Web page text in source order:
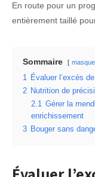
En route pour un
entièrement taillé
Sommaire
1 Évaluer l’excès
2 Nutrition de
2.1 Gérer la
enrichissement
3 Bouger sans